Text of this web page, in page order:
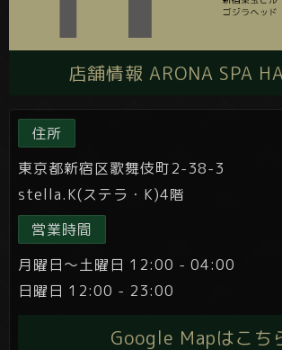
店舗情報 ARONA SPA
住所
東京都新宿区歌舞伎町2-38-3
stella.K(ステラ・K)4階
営業時間
月曜日～土曜日 12:00 - 04:00
日曜日 12:00 - 23:00
Google Mapはこち